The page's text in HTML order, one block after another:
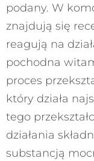
podany. W
znajdują się
reagują na
pochodna
proces
który działa
tego
działania
substancją